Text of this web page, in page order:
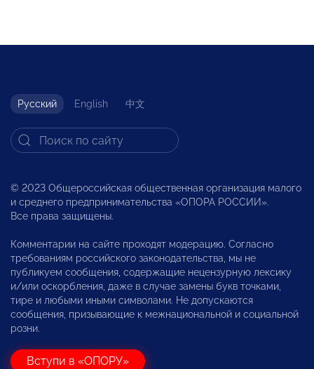
Русский English 中文
© 2023 Общероссийская общественная организация малого
и среднего предпринимательства «ОПОРА РОССИИ».
Все права защищены.
Комментарии на сайте проходят модерацию. Согласно
требованиям российского законодательства, мы не
публикуем сообщения, содержащие нецензурную лексику
и/или оскорбления, даже в случае замены букв точками,
тире и любыми иными символами. Не допускаются
сообщения, призывающие к межнациональной и социальной
розни.
Вступи в «ОПОРУ»